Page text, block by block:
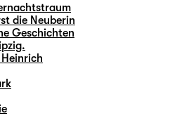
die Neuberin
Geschichten